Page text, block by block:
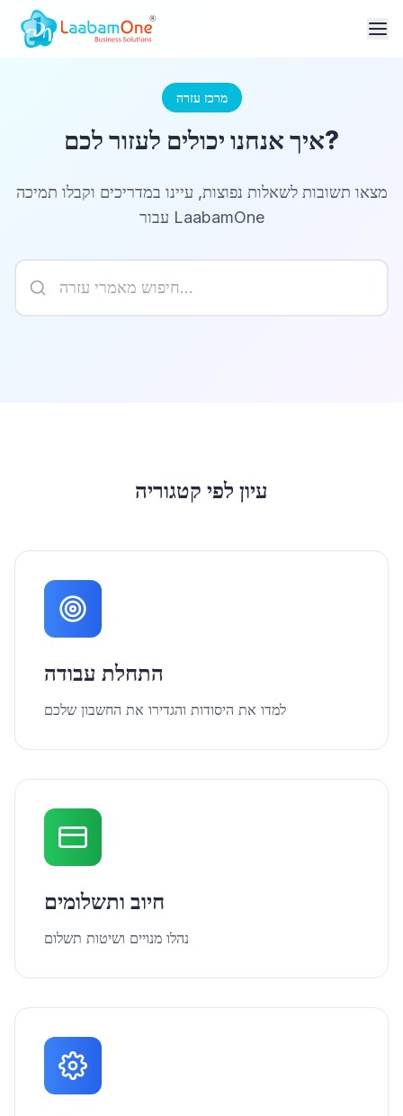
מרכז עזרה
איך אנחנו יכולים לעזור לכם?
מצאו תשובות לשאלות נפוצות, עיינו במדריכים וקבלו תמיכה
עבור LaabamOne
עיון לפי קטגוריה
התחלת עבודה
למדו את היסודות והגדירו את החשבון שלכם
חיוב ותשלומים
נהלו מנויים ושיטות תשלום